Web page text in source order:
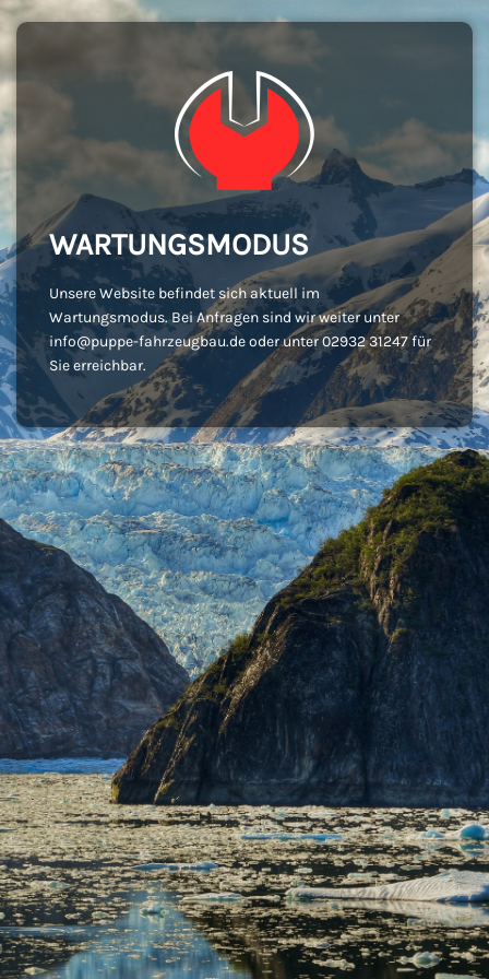
WARTUNGSMODUS
Unsere Website befindet sich aktuell im
Wartungsmodus. Bei Anfragen sind wir weiter unter
info@puppe-fahrzeugbau.de oder unter 02932 31247 für
Sie erreichbar.